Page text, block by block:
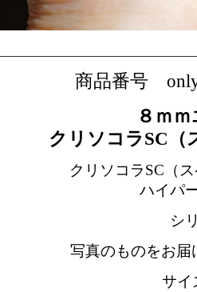
商品番号
８ｍ
クリソコラSC
クリソコラSC（
ハイパ
シ
写真のものをお
サイ